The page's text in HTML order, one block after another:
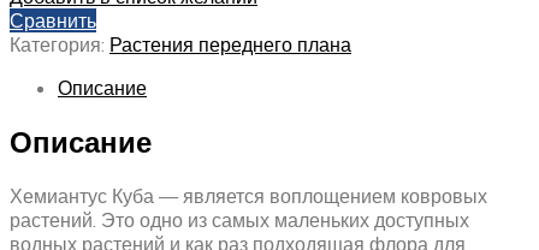
Сравнить
Категория: Растения переднего плана
Описание
Описание
Хемиантус Куба — является воплощением ковровых
растений. Это одно из самых маленьких доступных
водных растений и как раз подходящая флора для